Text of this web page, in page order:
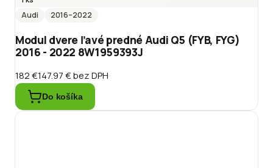
Audi
2016–2022
Modul dvere ľavé predné Audi Q5 (FYB, FYG)
2016 - 2022 8W1959393J
182 €147.97 €bez DPH
Do košíka